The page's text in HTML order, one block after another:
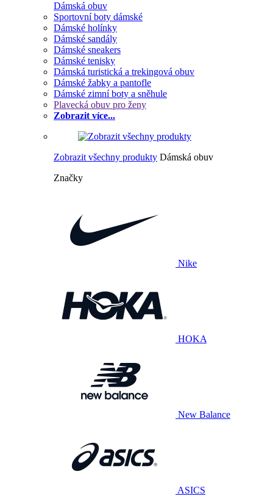
Dámská obuv
Sportovní boty dámské
Dámské holínky
Dámské sandály
Dámské sneakers
Dámské tenisky
Dámská turistická a trekingová obuv
Dámské žabky a pantofle
Dámské zimní boty a sněhule
Plavecká obuv pro ženy
Zobrazit více...
Zobrazit všechny produkty Dámská obuv
Značky
Nike
HOKA
New Balance
ASICS